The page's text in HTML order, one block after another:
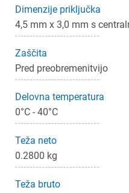
Dimenzije priključka
4,5 mm x 3,0 mm s
Zaščita
Pred preobremenitvijo
Delovna temperatura
0°C - 40°C
Teža neto
0.2800 kg
Teža bruto